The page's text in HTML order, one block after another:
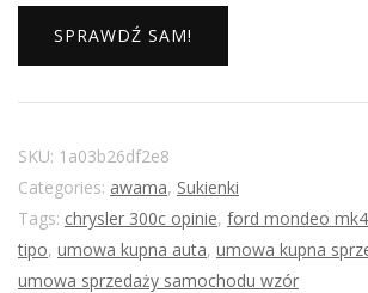
SPRAWDŹ SAM!
SKU: 1a03b26df2e8
Categories: awama, Sukienki
Tags: chrysler 300c opinie, ford mondeo
tipo, umowa kupna auta, umowa kupna
umowa sprzedaży samochodu wzór